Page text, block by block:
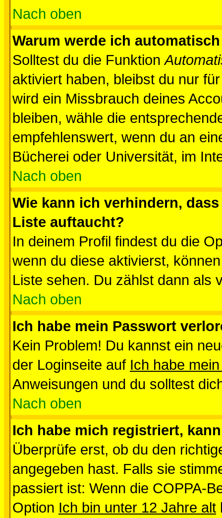
Nach oben
Warum werde ich
Solltest du die Funktion
aktiviert haben, bleibst du nur
wird ein Missbrauch deines
bleiben, wähle die
empfehlenswert, wenn du an
Bücherei oder Universität, im
Nach oben
Wie kann ich verhindern,
Liste auftaucht?
In deinem Profil findest du die
wenn du diese aktivierst,
Liste sehen. Du zählst dann als
Nach oben
Ich habe mein Passwort
Kein Problem! Du kannst ein
der Loginseite auf Ich habe
Anweisungen und du solltest
Nach oben
Ich habe mich registriert,
Überprüfe erst, ob du den
angegeben hast. Falls sie
passiert ist: Wenn die COPPA-
Option Ich bin unter 12 Jahre alt